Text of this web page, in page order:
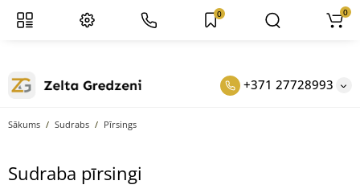
+371 27728993
0 0
Sākums Sudrabs Pīrsings
Sudraba pīrsingi